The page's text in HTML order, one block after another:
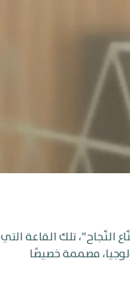
النّجاح”، تلك القاعة التي
مصممة خصيصًا